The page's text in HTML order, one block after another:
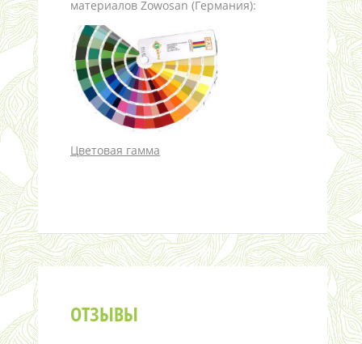
материалов Zowosan (Германия):
Цветовая гамма
ОТЗЫВЫ